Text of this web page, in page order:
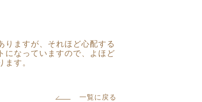
りますが、それほど心配する
になっていますので、よほど
す。
一覧に戻る